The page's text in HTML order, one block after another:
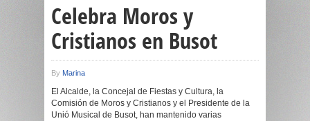
Celebra Moros y
Cristianos en Busot
By Marina
El Alcalde, la Concejal de Fiestas y Cultura, la
Comisión de Moros y Cristianos y el Presidente de la
Unió Musical de Busot, han mantenido varias